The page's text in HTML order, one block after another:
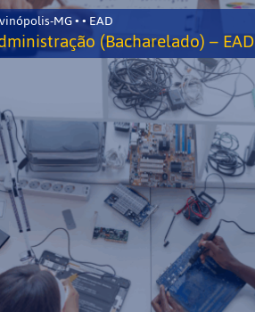
Divinópolis-MG • • EAD
(Bacharelado) – EAD